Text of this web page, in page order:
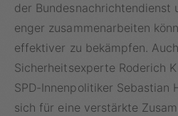
der Bundesnachrichtendienst
enger zusammenarbeiten
effektiver zu bekämpfen.
Sicherheitsexperte Roderich
SPD-Innenpolitiker Sebastian
sich für eine verstärkte